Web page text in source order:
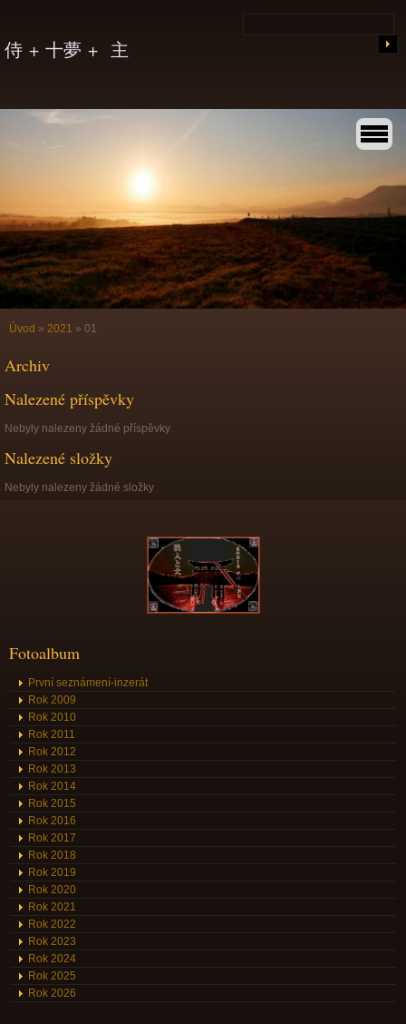
侍 + 十夢 + 主
Úvod » 2021 » 01
Archiv
Nalezené příspěvky
Nebyly nalezeny žádné příspěvky
Nalezené složky
Nebyly nalezeny žádné složky
Fotoalbum
První seznámení-inzerát
Rok 2009
Rok 2010
Rok 2011
Rok 2012
Rok 2013
Rok 2014
Rok 2015
Rok 2016
Rok 2017
Rok 2018
Rok 2019
Rok 2020
Rok 2021
Rok 2022
Rok 2023
Rok 2024
Rok 2025
Rok 2026